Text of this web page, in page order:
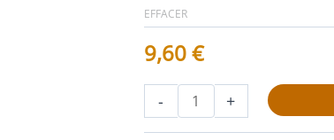
EFFACER
9,60€
- +